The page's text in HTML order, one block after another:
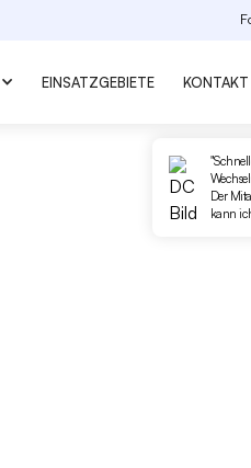
EINSATZGEBIETE KONTAKT
Der
kann